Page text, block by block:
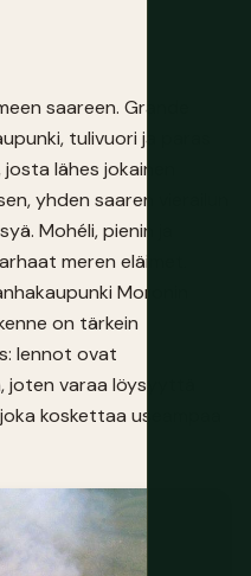
saareen. Grande
tulivuori ja paras
lähes jokainen
yhden saaren vierailun
Mohéli, pienin ja
meren eläimet.
Moronin
on tärkein
lennot ovat
joten varaa löysyyttä
koskettaa useampaa